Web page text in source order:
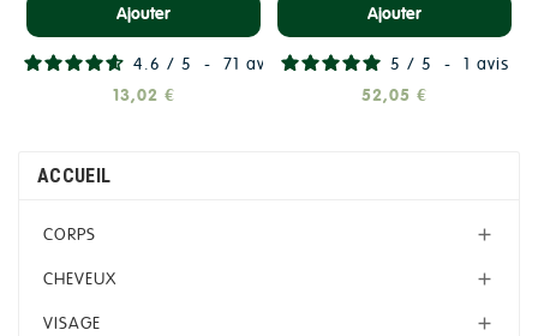
Ajouter
4.6 / 5 - 71 avis
13,02 €
Ajouter
5 / 5 - 1 avis
52,05 €
ACCUEIL
CORPS 
CHEVEUX 
VISAGE 